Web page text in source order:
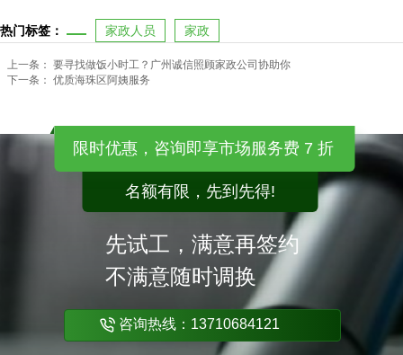
热门标签： 家政人员 家政
上一条： 要寻找做饭小时工？广州诚信照顾家政公司协助你
下一条： 优质海珠区阿姨服务
限时优惠，咨询即享市场服务费 7 折
名额有限，先到先得!
先试工，满意再签约
不满意随时调换
咨询热线：13710684121